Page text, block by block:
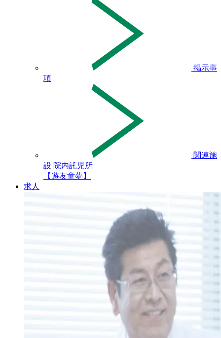
掲示事
項
関連施
設 院内託児所
【遊友童夢】
求人